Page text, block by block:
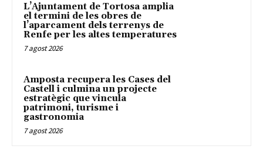
L’Ajuntament de Tortosa amplia
el termini de les obres de
l’aparcament dels terrenys de
Renfe per les altes temperatures
7 agost 2026
Amposta recupera les Cases del
Castell i culmina un projecte
estratègic que vincula
patrimoni, turisme i
gastronomia
7 agost 2026